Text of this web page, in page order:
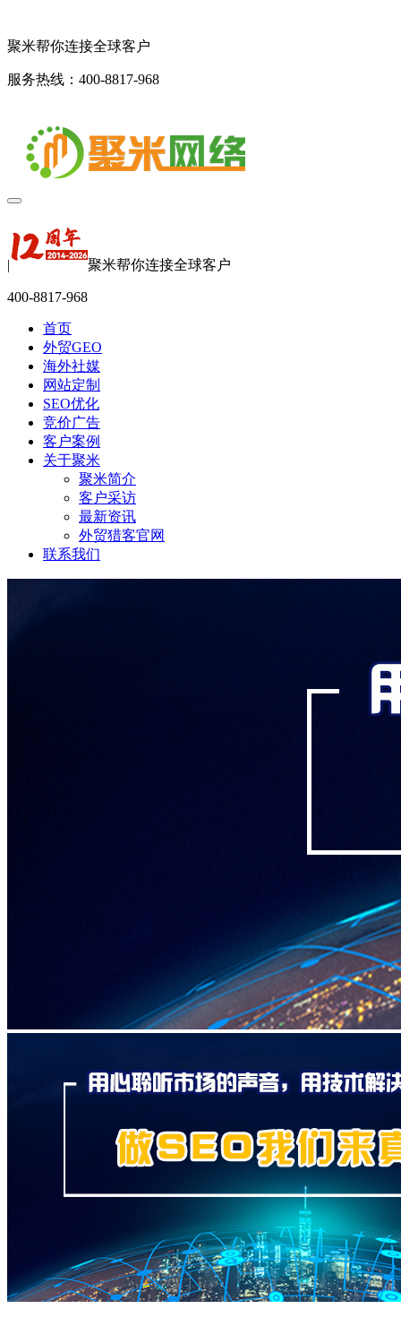
聚米帮你连接全球客户
服务热线：400-8817-968
| 聚米帮你连接全球客户
400-8817-968
首页
外贸GEO
海外社媒
网站定制
SEO优化
竞价广告
客户案例
关于聚米
聚米简介
客户采访
最新资讯
外贸猎客官网
联系我们